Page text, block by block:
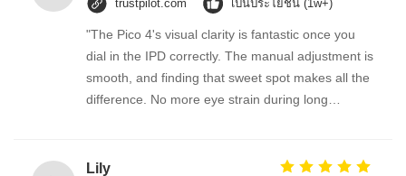
trustpilot.com เป็นประโยชน์ (1w+)
"The Pico 4's visual clarity is fantastic once you
dial in the IPD correctly. The manual adjustment is
smooth, and finding that sweet spot makes all the
difference. No more eye strain during long
fantastic once you dial in the IPD correctly. The
Lily